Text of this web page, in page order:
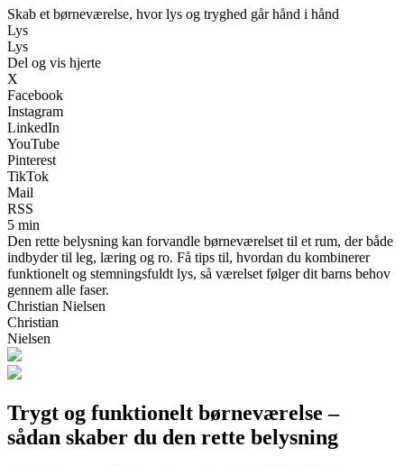
Skab et børneværelse, hvor lys og tryghed går hånd i hånd
Lys
Lys
Del og vis hjerte
X
Facebook
Instagram
LinkedIn
YouTube
Pinterest
TikTok
Mail
RSS
5 min
Den rette belysning kan forvandle børneværelset til et rum, der både
indbyder til leg, læring og ro. Få tips til, hvordan du kombinerer
funktionelt og stemningsfuldt lys, så værelset følger dit barns behov
gennem alle faser.
Christian Nielsen
Christian
Nielsen
Trygt og funktionelt børneværelse –
sådan skaber du den rette belysning